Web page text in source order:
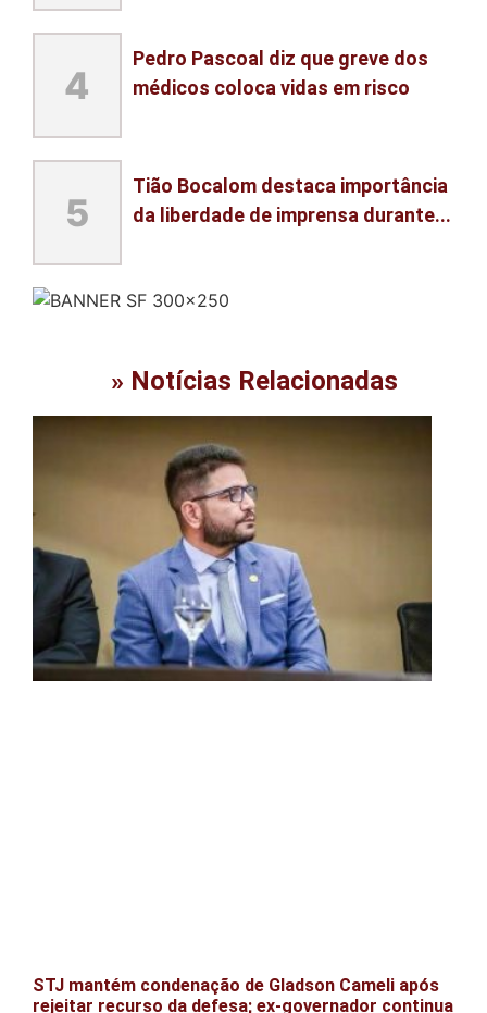
4
Pedro Pascoal diz que greve dos
médicos coloca vidas em risco
5
Tião Bocalom destaca importância
da liberdade de imprensa durante...
» Notícias Relacionadas
STJ mantém condenação de Gladson Cameli após
rejeitar recurso da defesa; ex-governador continua